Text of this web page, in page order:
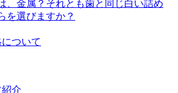
、金属？それとも歯と同じ白い詰め
を選びますか？
ついて
介